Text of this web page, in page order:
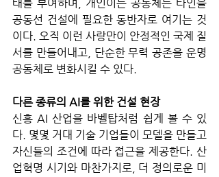
태를 부여하며, 개인이든 공동체든 타인을
공동선 건설에 필요한 동반자로 여기는 것
이다. 오직 이런 사랑만이 안정적인 국제 질
서를 만들어내고, 단순한 무력 공존을 운명
공동체로 변화시킬 수 있다.
다른 종류의 AI를 위한 건설 현장
신흥 AI 산업을 바벨탑처럼 쉽게 볼 수 있
다. 몇몇 거대 기술 기업들이 모델을 만들고
자신들의 조건에 따라 접근을 제공한다. 산
업혁명 시기와 마찬가지로, 더 정의로운 미